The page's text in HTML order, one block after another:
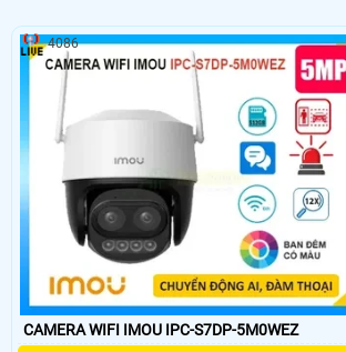
CAMERA WIFI IMOU IPC-S7DP-5M0WEZ
4086